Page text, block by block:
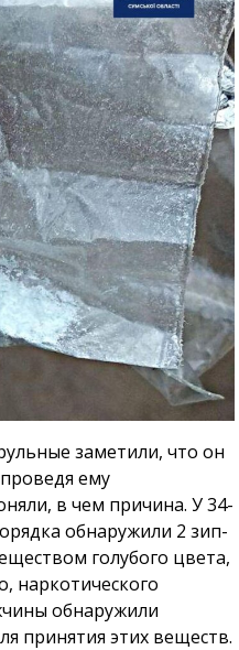
заметили, что он
ему
в чем причина. У 34-
обнаружили 2 зип-
голубого цвета,
наркотического
обнаружили
принятия этих веществ.